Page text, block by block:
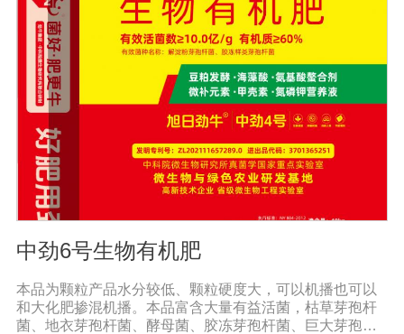
中劲6号生物有机肥
本品为颗粒产品水分较低、颗粒硬度大，可以机播也可以
和大化肥掺混机播。本品富含大量有益活菌，枯草芽孢杆
菌、地衣芽孢杆菌、酵母菌、胶冻芽孢杆菌、巨大芽孢杆